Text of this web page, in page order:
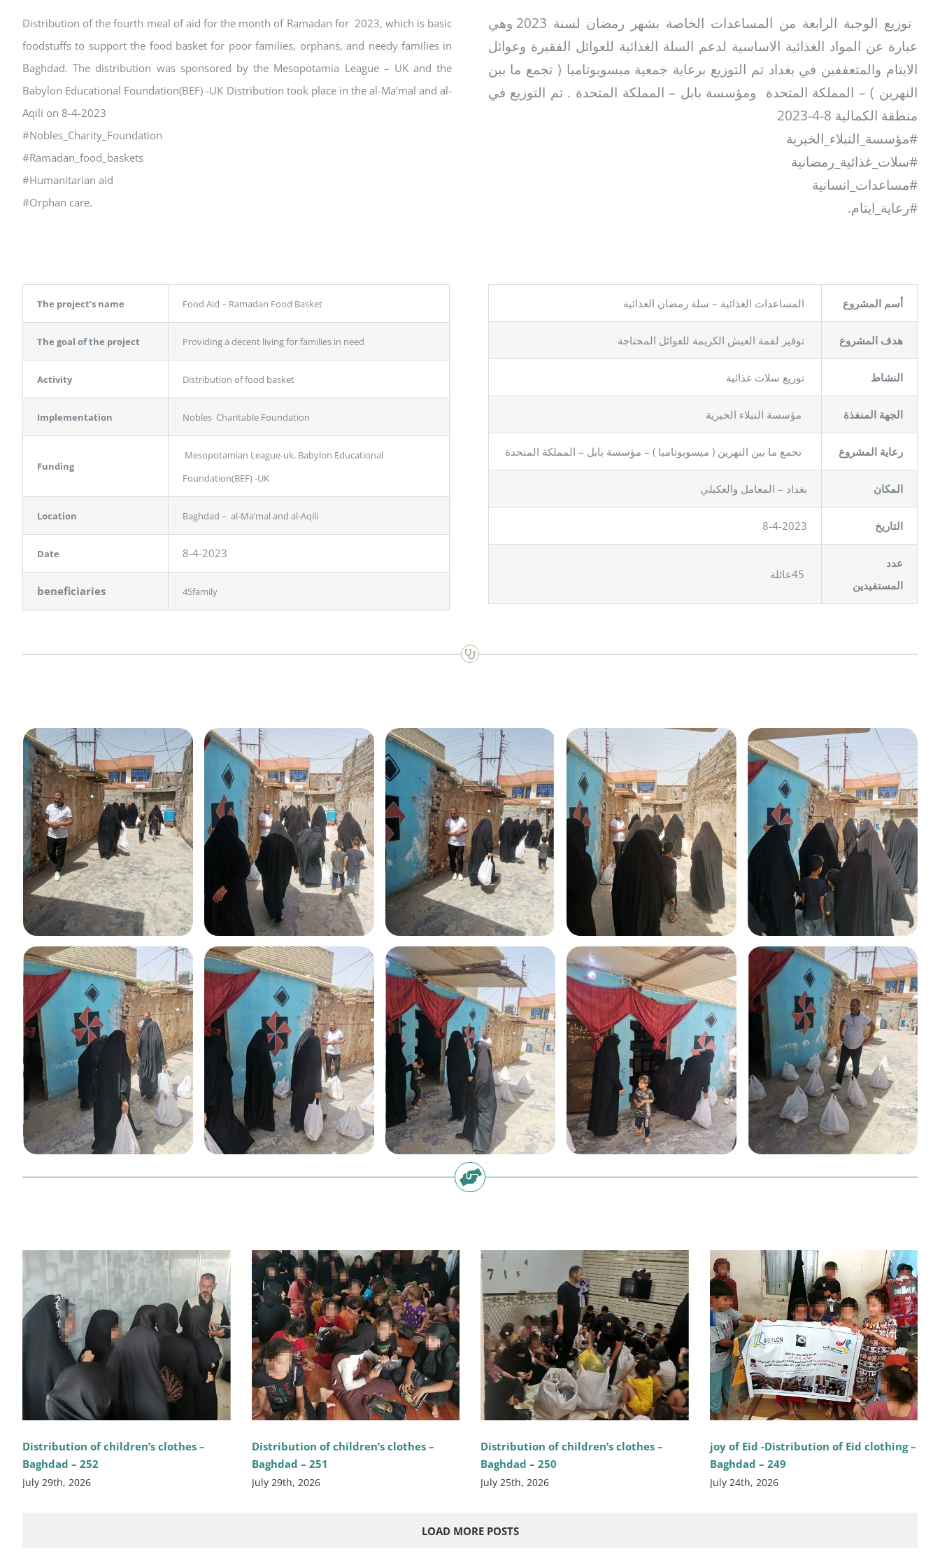
Distribution of the fourth meal of aid for the month of Ramadan for 2023, which is basic
foodstuffs to support the food basket for poor families, orphans, and needy families in
Baghdad. The distribution was sponsored by the Mesopotamia League – UK and the
Babylon Educational Foundation(BEF) -UK Distribution took place in the al-Ma’mal and al-
Aqili on 8-4-2023
#Nobles_Charity_Foundation
#Ramadan_food_baskets
#Humanitarian aid
#Orphan care.
توزيع الوجبة الرابعة من المساعدات الخاصة بشهر رمضان لسنة 2023 وهي
عبارة عن المواد الغذائية الاساسية لدعم السلة الغذائية للعوائل الفقيرة وعوائل
الايتام والمتعففين في بغداد تم التوزيع برعاية جمعية ميسوبوتاميا ( تجمع ما بين
النهرين ) – المملكة المتحدة ومؤسسة بابل – المملكة المتحدة . تم التوزيع في
منطقة الكمالية 8-4-2023
#مؤسسة_النبلاء_الخيرية
#سلات_غذائية_رمضانية
#مساعدات_انسانية
#رعاية_ايتام.
The project’s name Food Aid – Ramadan Food Basket
The goal of the project Providing a decent living for families in need
Activity Distribution of food basket
Implementation Nobles Charitable Foundation
Funding
Mesopotamian League-uk, Babylon Educational
Foundation(BEF) -UK
Location Baghdad – al-Ma’mal and al-Aqili
Date 8-4-2023
beneficiaries 45family
المساعدات الغذائية – سلة رمضان الغذائية أسم المشروع
توفير لقمة العيش الكريمة للعوائل المحتاجة هدف المشروع
توزيع سلات غذائية النشاط
مؤسسة النبلاء الخيرية الجهة المنفذة
تجمع ما بين النهرين ( ميسوبوتاميا ) – مؤسسة بابل – المملكة المتحدة رعاية المشروع
بغداد – المعامل والعكيلي المكان
8-4-2023 التاريخ
عدد
المستفيدين
Distribution of children’s clothes –
Baghdad – 252
July 29th, 2026
Distribution of children’s clothes –
Baghdad – 251
July 29th, 2026
Distribution of children’s clothes –
Baghdad – 250
July 25th, 2026
joy of Eid -Distribution of Eid clothing –
Baghdad – 249
July 24th, 2026
LOAD MORE POSTS